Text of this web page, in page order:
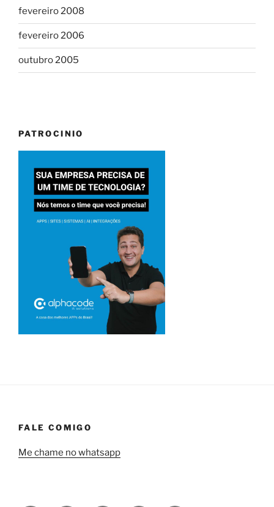
fevereiro 2008
fevereiro 2006
outubro 2005
PATROCINIO
FALE COMIGO
Me chame no whatsapp